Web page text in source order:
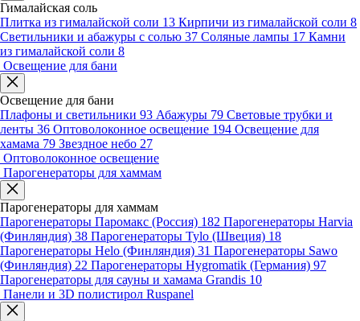
Гималайская соль
Плитка из гималайской соли 13 Кирпичи из гималайской соли 8
Светильники и абажуры с солью 37 Соляные лампы 17 Камни
из гималайской соли 8
Освещение для бани
Освещение для бани
Плафоны и светильники 93 Абажуры 79 Световые трубки и
ленты 36 Оптоволоконное освещение 194 Освещение для
хамама 79 Звездное небо 27
Оптоволоконное освещение
Парогенераторы для хаммам
Парогенераторы для хаммам
Парогенераторы Паромакс (Россия) 182 Парогенераторы Harvia
(Финляндия) 38 Парогенераторы Tylo (Швеция) 18
Парогенераторы Helo (Финляндия) 31 Парогенераторы Sawo
(Финляндия) 22 Парогенераторы Hygromatik (Германия) 97
Парогенераторы для сауны и хамама Grandis 10
Панели и 3D полистирол Ruspanel